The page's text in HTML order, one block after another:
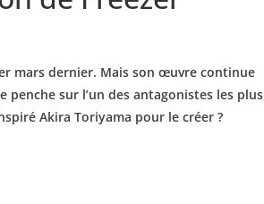
mars dernier. Mais son œuvre continue
penche sur l’un des antagonistes les plus
Akira Toriyama pour le créer ?